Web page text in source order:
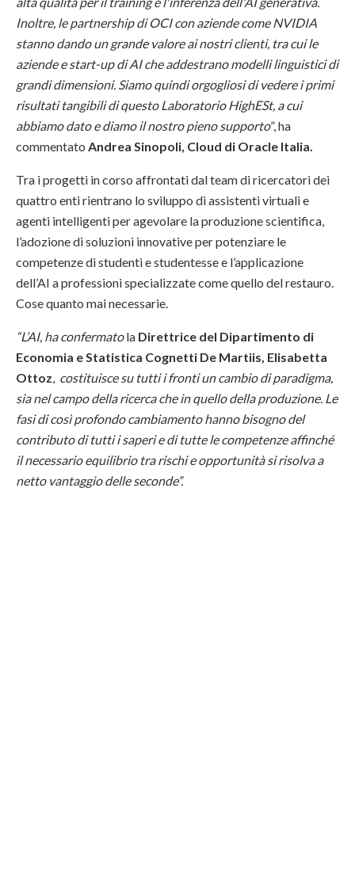
Inoltre, le partnership di OCI con aziende come NVIDIA
stanno dando un grande valore ai nostri clienti, tra cui le
aziende e start-up di AI che addestrano modelli linguistici di
grandi dimensioni. Siamo quindi orgogliosi di vedere i primi
risultati tangibili di questo Laboratorio HighESt, a cui
abbiamo dato e diamo il nostro pieno supporto”, ha
commentato Andrea Sinopoli, Cloud di Oracle Italia.
Tra i progetti in corso affrontati dal team di ricercatori dei
quattro enti rientrano lo sviluppo di assistenti virtuali e
agenti intelligenti per agevolare la produzione scientifica,
l’adozione di soluzioni innovative per potenziare le
competenze di studenti e studentesse e l’applicazione
dell’AI a professioni specializzate come quello del restauro.
Cose quanto mai necessarie.
“L’AI, ha confermatola Direttrice del Dipartimento di
Economia e Statistica Cognetti De Martiis, Elisabetta
Ottoz costituisce su tutti i fronti un cambio di paradigma,
sia nel campo della ricerca che in quello della produzione. Le
fasi di così profondo cambiamento hanno bisogno del
contributo di tutti i saperi e di tutte le competenze affinché
il necessario equilibrio tra rischi e opportunità si risolva a
netto vantaggio delle seconde”.